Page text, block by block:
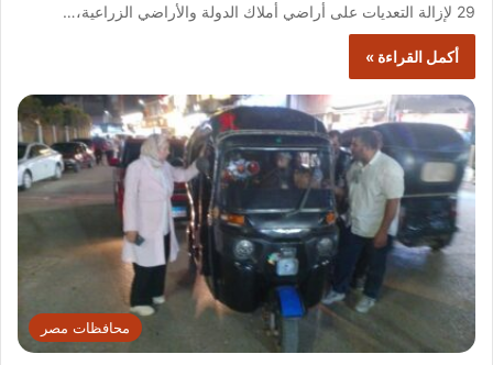
29 لإزالة التعديات على أراضي أملاك الدولة والأراضي الزراعية،…
أكمل القراءة »
محافظات مصر